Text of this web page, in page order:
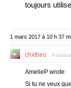
toujours
1 mars 2017 à 10 h 37
chxtheo
AmelieP wrote:
Si tu ne veux